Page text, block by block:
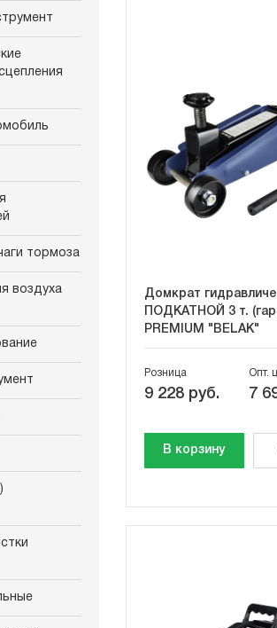
тормоза
воздуха
Домкрат
ПОДКАТНОЙ 3 т.
PREMIUM "BELAK"
Розница
9 228 руб.
Опт.
7
В корзину